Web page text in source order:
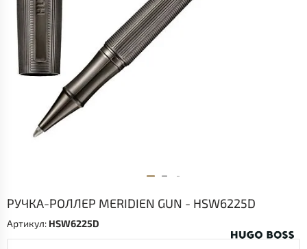
РУЧКА-РОЛЛЕР MERIDIEN GUN - HSW6225D
Артикул: HSW6225D